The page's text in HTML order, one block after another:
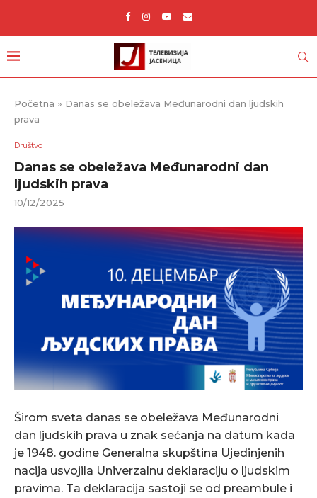
Početna » Danas se obeležava Međunarodni dan ljudskih
prava
Društvo
Danas se obeležava Međunarodni dan
ljudskih prava
10/12/2025
Širom sveta danas se obeležava Međunarodni
dan ljudskih prava u znak sećanja na datum kada
je 1948. godine Generalna skupština Ujedinjenih
nacija usvojila Univerzalnu deklaraciju o ljudskim
pravima. Ta deklaracija sastoji se od preambule i